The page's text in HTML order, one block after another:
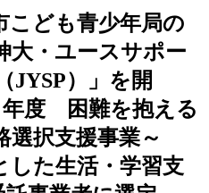
こども青少年局の
大・ユースサポー
JYSP）」を開
度 困難を抱える
選択支援事業～
した生活・学習支